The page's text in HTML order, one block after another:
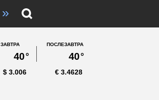
»
ЗАВТРА
40°
ПОСЛЕЗАВТРА
40°
3.006
$ 3.4628
€